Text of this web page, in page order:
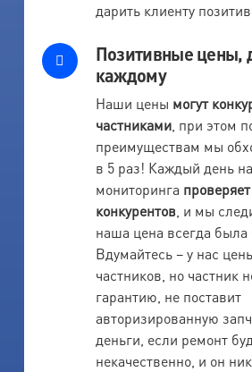
дарить клиенту
Позитивные цены,
каждому
Наши цены могут
частниками, при этом
преимуществам мы
в 5 раз! Каждый день
мониторинга
конкурентов, и мы
наша цена всегда была
Вдумайтесь – у нас
частников, но частник
гарантию, не поставит
авторизированную
деньги, если ремонт
некачественно, и он